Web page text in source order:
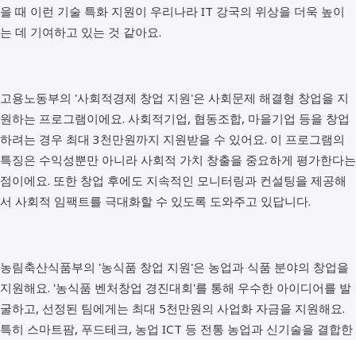
을 때 이런 기술 특화 지원이 우리나라 IT 강국의 위상을 더욱 높이
는 데 기여하고 있는 것 같아요.
고용노동부의 '사회적경제 창업 지원'은 사회문제 해결형 창업을 지
원하는 프로그램이에요. 사회적기업, 협동조합, 마을기업 등을 창업
하려는 경우 최대 3천만원까지 지원받을 수 있어요. 이 프로그램의
특징은 수익성뿐만 아니라 사회적 가치 창출을 중요하게 평가한다는
점이에요. 또한 창업 후에도 지속적인 모니터링과 컨설팅을 제공해
서 사회적 임팩트를 극대화할 수 있도록 도와주고 있답니다.
농림축산식품부의 '농식품 창업 지원'은 농업과 식품 분야의 창업을
지원해요. '농식품 벤처창업 경진대회'를 통해 우수한 아이디어를 발
굴하고, 선정된 팀에게는 최대 5천만원의 사업화 자금을 지원해요.
특히 스마트팜, 푸드테크, 농업 ICT 등 전통 농업과 신기술을 결합한